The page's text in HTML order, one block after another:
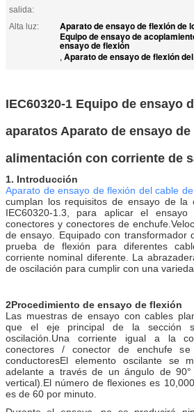
salida:
Alta luz: Aparato de ensayo de flexión de
Equipo de ensayo de
ensayo de flexión
, Aparato de ensayo de flexión
IEC60320-1 Equipo de ensayo
aparatos Aparato de ensayo
alimentación con corriente de
1. Introducción
Aparato de ensayo de flexión del cable
cumplan los requisitos de ensayo de la
IEC60320-1.3, para aplicar el
conectores y conectores de
de ensayo. Equipado con transformador
prueba de flexión para diferentes
corriente nominal diferente. La
de oscilación para cumplir con una
2Procedimiento de ensayo de flexión
Las muestras de ensayo con cables
que el eje principal de la sección
oscilación.Una corriente igual a la
conectores / conector de enchufe
conductoresEl elemento oscilante se
adelante a través de un ángulo de
vertical).El número de flexiones es
es de 60 por minuto.